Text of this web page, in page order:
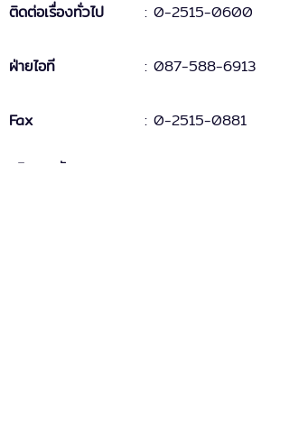
ติดต่อเรื่องทั่วไป : 0-2515-0600
ฝ่ายไอที : 087-588-6913
Fax : 0-2515-0881
บริการหลังการขาย